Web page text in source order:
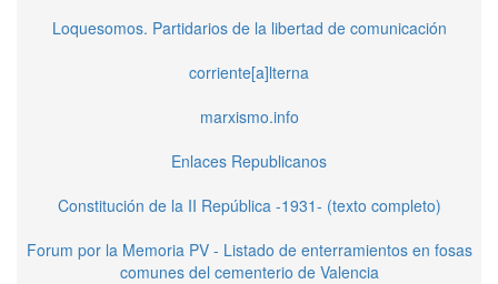
Loquesomos. Partidarios de la libertad de comunicación
corriente[a]lterna
marxismo.info
Enlaces Republicanos
Constitución de la II República -1931- (texto completo)
Forum por la Memoria PV - Listado de enterramientos en fosas
comunes del cementerio de Valencia